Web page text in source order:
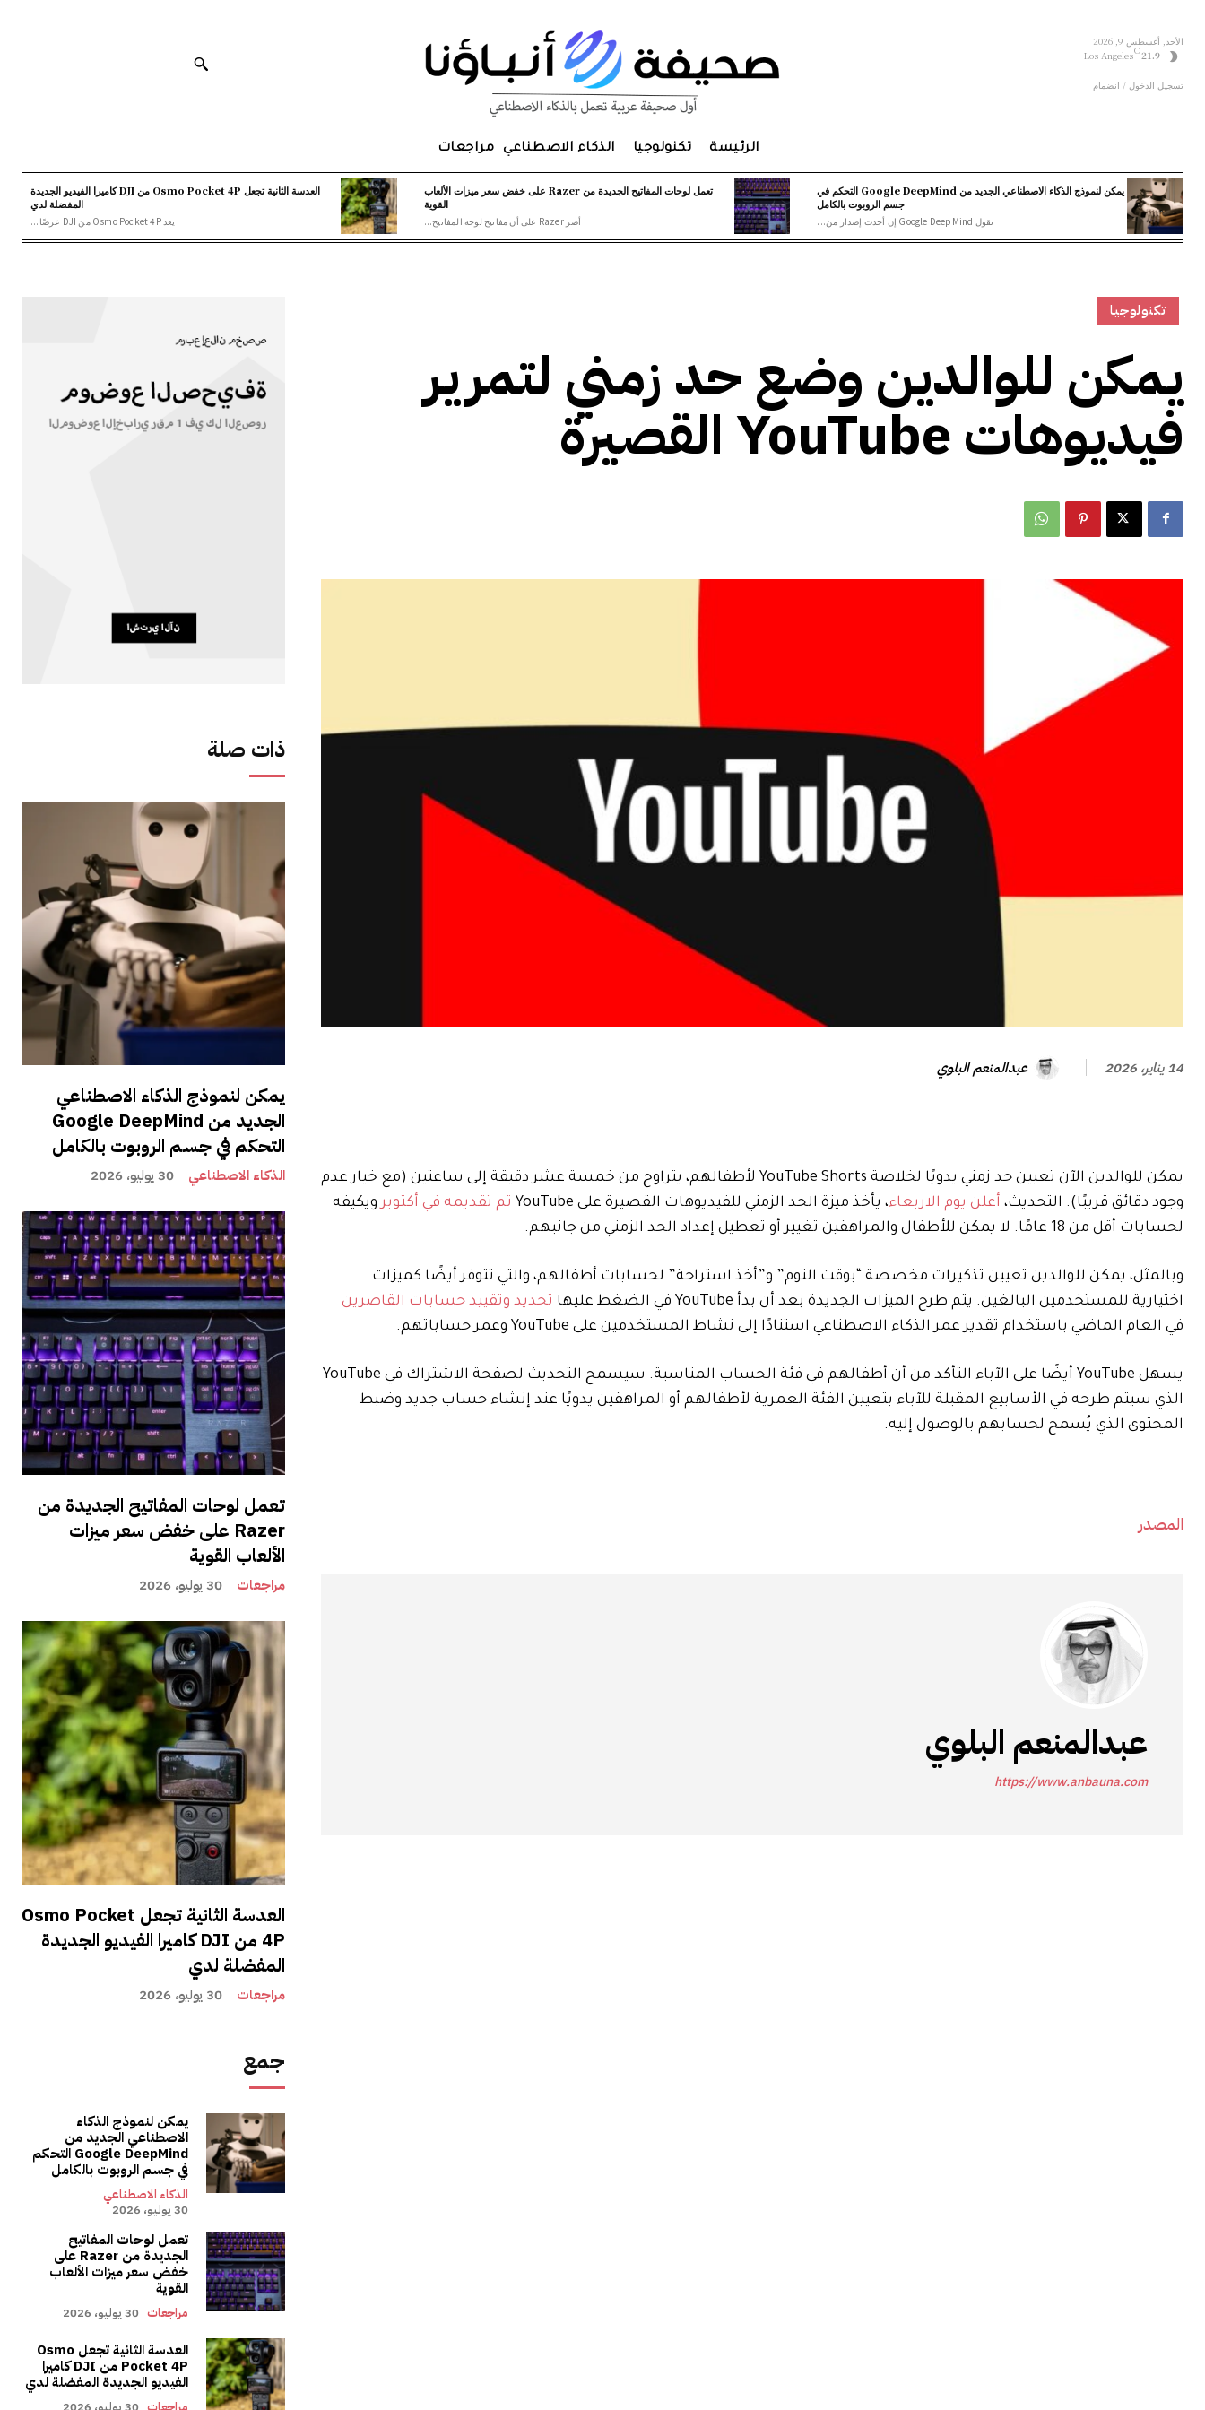
الأحد, أغسطس 9, 2026
21.9
C
Los Angeles
تسجيل الدخول / انضمام
الرئيسة تكنولوجيا الذكاء الاصطناعي مراجعات
يمكن لنموذج الذكاء الاصطناعي الجديد من Google DeepMind التحكم في
جسم الروبوت بالكامل
تقول Google DeepMind إن أحدث إصدار من...
تعمل لوحات المفاتيح الجديدة من Razer على خفض سعر ميزات الألعاب
القوية
أصر Razer على أن مفاتيح لوحة المفاتيح...
العدسة الثانية تجعل Osmo Pocket 4P من DJI كاميرا الفيديو الجديدة
المفضلة لدي
يعد Osmo Pocket 4P من DJI عرضًا...
ذات صلة
يمكن لنموذج الذكاء الاصطناعي
الجديد من Google DeepMind
التحكم في جسم الروبوت بالكامل
الذكاء الاصطناعي 30 يوليو، 2026
تعمل لوحات المفاتيح الجديدة من
Razer على خفض سعر ميزات
الألعاب القوية
مراجعات 30 يوليو، 2026
العدسة الثانية تجعل Osmo Pocket
4P من DJI كاميرا الفيديو الجديدة
المفضلة لدي
مراجعات 30 يوليو، 2026
جمع
يمكن لنموذج الذكاء
الاصطناعي الجديد من
Google DeepMind التحكم
في جسم الروبوت بالكامل
الذكاء الاصطناعي
30 يوليو، 2026
تعمل لوحات المفاتيح
الجديدة من Razer على
خفض سعر ميزات الألعاب
القوية
مراجعات 30 يوليو، 2026
العدسة الثانية تجعل Osmo
Pocket 4P من DJI كاميرا
الفيديو الجديدة المفضلة لدي
تكنولوجيا
يمكن للوالدين وضع حد زمني لتمرير
فيديوهات YouTube القصيرة
14 يناير، 2026 عبدالمنعم البلوي
يمكن للوالدين الآن تعيين حد زمني يدويًا لخلاصة YouTube Shorts لأطفالهم، يتراوح من خمسة عشر دقيقة إلى ساعتين (مع خيار عدم
وجود دقائق قريبًا). التحديث، أعلن يوم الاربعاء، يأخذ ميزة الحد الزمني للفيديوهات القصيرة على YouTube تم تقديمه في أكتوبرويكيفه
لحسابات أقل من 18 عامًا. لا يمكن للأطفال والمراهقين تغيير أو تعطيل إعداد الحد الزمني من جانبهم.
وبالمثل، يمكن للوالدين تعيين تذكيرات مخصصة “بوقت النوم” و”أخذ استراحة” لحسابات أطفالهم، والتي تتوفر أيضًا كميزات
اختيارية للمستخدمين البالغين. يتم طرح الميزات الجديدة بعد أن بدأ YouTube في الضغط عليها
تحديد وتقييد حسابات القاصرين
في العام الماضي باستخدام تقدير عمر الذكاء الاصطناعي استنادًا إلى نشاط المستخدمين على YouTube وعمر حساباتهم.
يسهل YouTube أيضًا على الآباء التأكد من أن أطفالهم في فئة الحساب المناسبة. سيسمح التحديث لصفحة الاشتراك في YouTube
الذي سيتم طرحه في الأسابيع المقبلة للآباء بتعيين الفئة العمرية لأطفالهم أو المراهقين يدويًا عند إنشاء حساب جديد وضبط
المحتوى الذي يُسمح لحسابهم بالوصول إليه.
المصدر
عبدالمنعم البلوي
https://www.anbauna.com